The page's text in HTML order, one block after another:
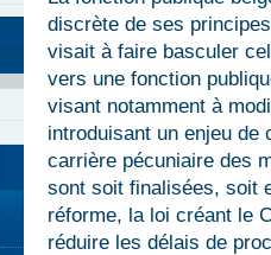
discrète de ses
visait à faire basculer
vers une fonction
visant notamment à
introduisant un enjeu de
carrière pécuniaire des
sont soit finalisées, soit
réforme, la loi créant le
réduire les délais de